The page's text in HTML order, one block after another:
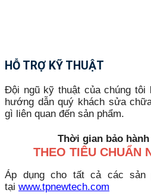
HỖ TRỢ KỸ THUẬT
Đội ngũ kỹ thuật của chúng tôi
hướng dẫn quý khách sửa
gì liên quan đến sản phẩm.
Thời gian bảo hành
THEO TIÊU CHUẨN
Áp dụng cho tất cả các sản
tại www.tpnewtech.com